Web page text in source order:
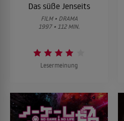
Das süße Jenseits
FILM • DRAMA
1997 • 112 MIN.
Lesermeinung